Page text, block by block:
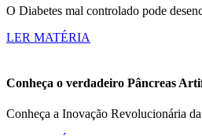
O Diabetes mal controlado pode
LER MATÉRIA
Conheça o verdadeiro Pâncreas
Conheça a Inovação Revolucionária